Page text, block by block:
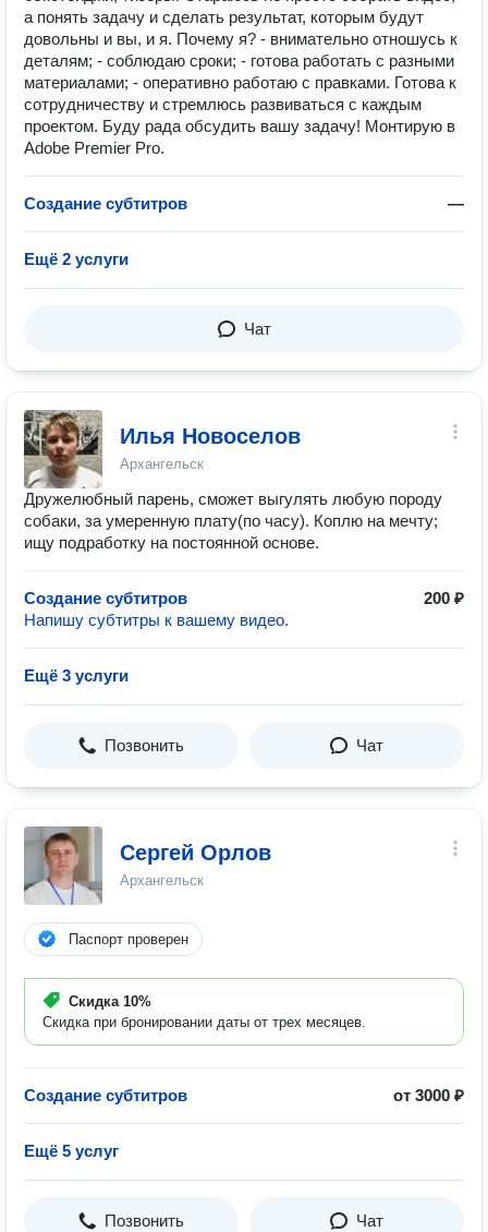
а понять задачу и сделать результат, которым будут
довольны и вы, и я. Почему я? - внимательно отношусь к
деталям; - соблюдаю сроки; - готова работать с разными
материалами; - оперативно работаю с правками. Готова к
сотрудничеству и стремлюсь развиваться с каждым
проектом. Буду рада обсудить вашу задачу! Монтирую в
Adobe Premier Pro.
Создание субтитров —
Ещё 2 услуги
Чат
Илья Новоселов
Архангельск
Дружелюбный парень, сможет выгулять любую породу
собаки, за умеренную плату(по часу). Коплю на мечту;
ищу подработку на постоянной основе.
Создание субтитров
200 ₽
Напишу субтитры к вашему видео.
Ещё 3 услуги
Позвонить Чат
Сергей Орлов
Архангельск
Паспорт проверен
Скидка 10%
Скидка при бронировании даты от трех месяцев.
Создание субтитров от 3000 ₽
Ещё 5 услуг
Позвонить Чат